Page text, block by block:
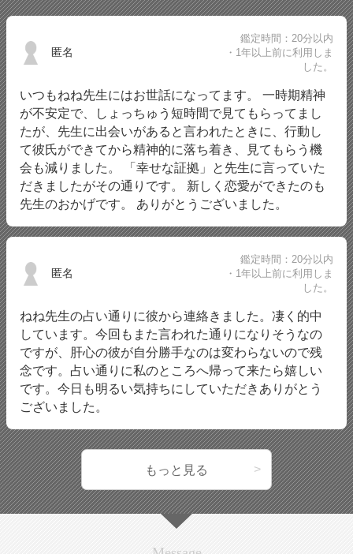
匿名
鑑定時間：20分以内
・1年以上前に利用しま
した。
いつもねね先生にはお世話になってます。 一時期精神
が不安定で、しょっちゅう短時間で見てもらってまし
たが、先生に出会いがあると言われたときに、行動し
て彼氏ができてから精神的に落ち着き、見てもらう機
会も減りました。 「幸せな証拠」と先生に言っていた
だきましたがその通りです。 新しく恋愛ができたのも
先生のおかげです。 ありがとうございました。
匿名
鑑定時間：20分以内
・1年以上前に利用しま
した。
ねね先生の占い通りに彼から連絡きました。凄く的中
しています。今回もまた言われた通りになりそうなの
ですが、肝心の彼が自分勝手なのは変わらないので残
念です。占い通りに私のところへ帰って来たら嬉しい
です。今日も明るい気持ちにしていただきありがとう
ございました。
もっと見る